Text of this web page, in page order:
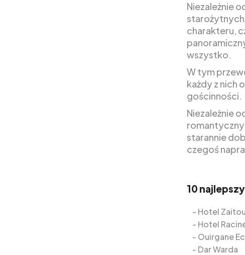
Niezależnie
starożytnych
charakteru,
wszystko.
W tym
każdy z nich
gościnności.
Niezależnie
starannie
czegoś
10
Hotel
Hotel
Ouirgane
Dar Warda